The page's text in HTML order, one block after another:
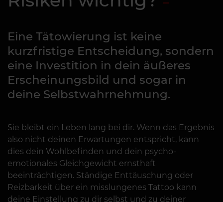
Eine Tätowierung ist keine
kurzfristige Entscheidung, sondern
eine Investition in dein äußeres
Erscheinungsbild und sogar in
deine Selbstwahrnehmung.
Sie bleibt ein Leben lang bei dir. Wenn das Ergebnis
also nicht deinen Erwartungen entspricht, kann
dies dein Wohlbefinden und dein psycho-
emotionales Gleichgewicht ernsthaft
beeinträchtigen. Ständige Enttäuschung oder
Reizbarkeit über ein misslungenes Tattoo kann
deine Einstellung zu dir selbst und zu deiner